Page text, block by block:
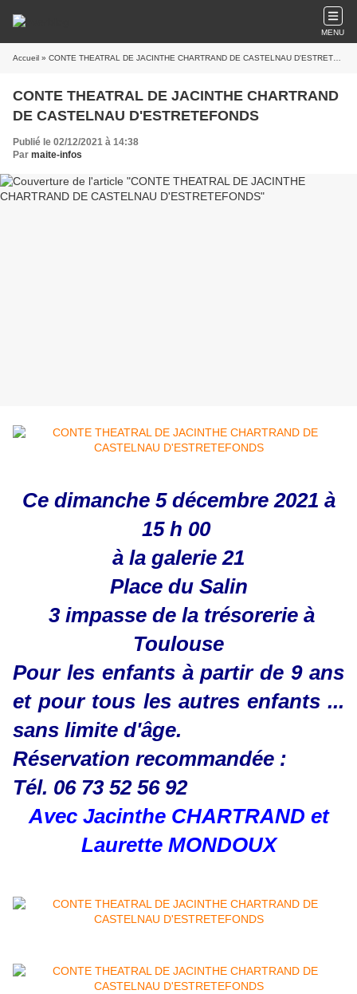
MENU
Accueil » CONTE THEATRAL DE JACINTHE CHARTRAND DE CASTELNAU D'ESTRETEFONDS
CONTE THEATRAL DE JACINTHE CHARTRAND
DE CASTELNAU D'ESTRETEFONDS
Publié le 02/12/2021 à 14:38
Par maite-infos
Ce dimanche 5 décembre 2021 à
15 h 00
à la galerie 21
Place du Salin
3 impasse de la trésorerie à
Toulouse
Pour les enfants à partir de 9 ans
et pour tous les autres enfants ...
sans limite d'âge.
Réservation recommandée :
Tél. 06 73 52 56 92
Avec Jacinthe CHARTRAND et
Laurette MONDOUX